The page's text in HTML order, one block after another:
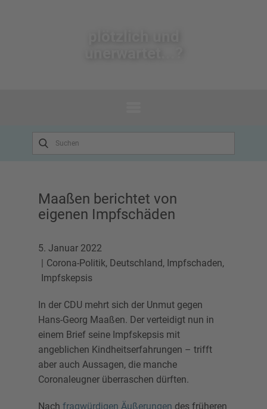
Maaßen berichtet von
eigenen Impfschäden
5. Januar 2022
Corona-Politik, Deutschland, Impfschaden,
Impfskepsis
In der CDU mehrt sich der Unmut gegen
Hans-Georg Maaßen. Der verteidigt nun in
einem Brief seine Impfskepsis mit
angeblichen Kindheitserfahrungen – trifft
aber auch Aussagen, die manche
Coronaleugner überraschen dürften.
Nach fragwürdigen Äußerungen des früheren